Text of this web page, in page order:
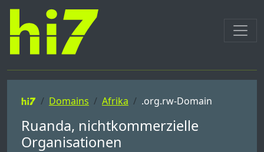
Domains Afrika .org.rw-Domain
Ruanda, nichtkommerzielle
Organisationen